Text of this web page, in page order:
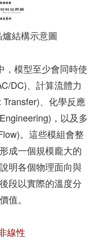
結構示意圖
，模型至少會同時使
DC)、計算流體力
、化學反應
，以及多
。這些模組會整
成一個規模龐大的
明各個物理面向與
段以實際的溫度分
值。
線性